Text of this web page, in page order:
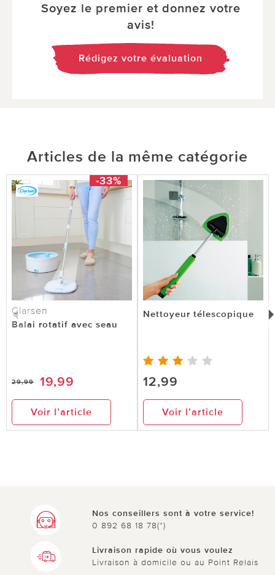
Soyez le premier et donnez votre
avis!
Rédigez votre évaluation
Articles de la même catégorie
-33%
Clarsen
Balai rotatif avec seau
29,99 19,99
Voir l’article
Nettoyeur télescopique
12,99
Voir l’article
Nos conseillers sont à votre service!
0 892 68 18 78(*)
Livraison rapide où vous voulez
Livraison à domicile ou au Point Relais